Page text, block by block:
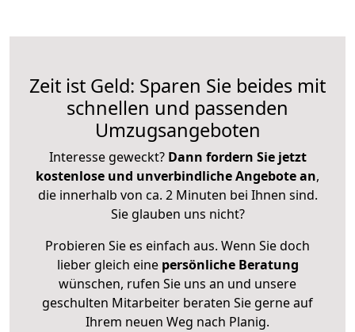
Zeit ist Geld: Sparen Sie beides mit
schnellen und passenden
Umzugsangeboten
Interesse geweckt? Dann fordern Sie jetzt
kostenlose und unverbindliche Angebote an,
die innerhalb von ca. 2 Minuten bei Ihnen sind.
Sie glauben uns nicht?
Probieren Sie es einfach aus. Wenn Sie doch
lieber gleich eine persönliche Beratung
wünschen, rufen Sie uns an und unsere
geschulten Mitarbeiter beraten Sie gerne auf
Ihrem neuen Weg nach Planig.